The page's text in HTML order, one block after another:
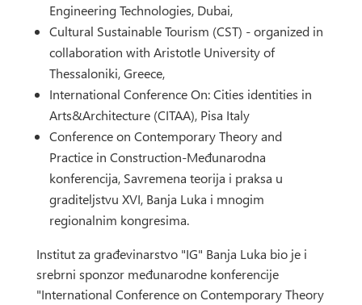
Engineering Technologies, Dubai,
Cultural Sustainable Tourism (CST) - organized in
collaboration with Aristotle University of
Thessaloniki, Greece,
International Conference On: Cities identities in
Arts&Architecture (CITAA), Pisa Italy
Conference on Contemporary Theory and
Practice in Construction-Međunarodna
konferencija, Savremena teorija i praksa u
graditeljstvu XVI, Banja Luka i mnogim
regionalnim kongresima.
Institut za građevinarstvo "IG" Banja Luka bio je i
srebrni sponzor međunarodne konferencije
"International Conference on Contemporary Theory